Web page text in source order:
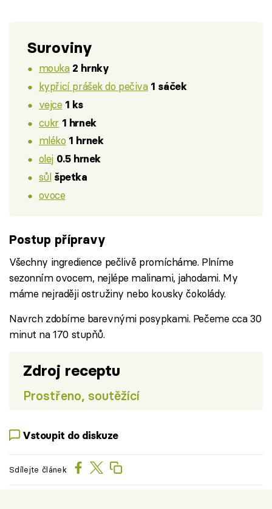
Suroviny
mouka 2 hrnky
kypřicí prášek do pečiva 1 sáček
vejce 1 ks
cukr 1 hrnek
mléko 1 hrnek
olej 0.5 hrnek
sůl špetka
ovoce
Postup přípravy
Všechny ingredience pečlivě promícháme. Plníme
sezonním ovocem, nejlépe malinami, jahodami. My
máme nejraději ostružiny nebo kousky čokolády.
Navrch zdobíme barevnými posypkami. Pečeme cca 30
minut na 170 stupňů.
Zdroj receptu
Prostřeno, soutěžící
Vstoupit do diskuze
Sdílejte článek